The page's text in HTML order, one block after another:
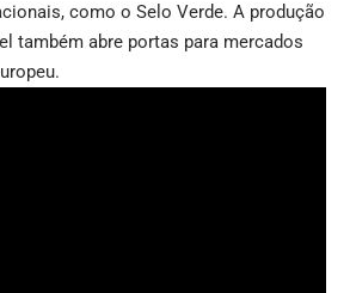
como o Selo Verde. A produção
também abre portas para mercados